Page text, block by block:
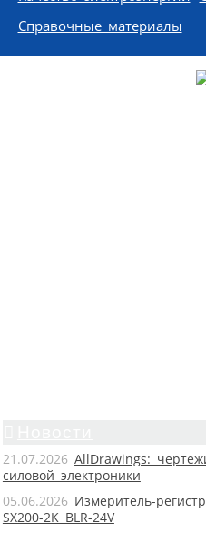
Справочные материалы
21.07.2026 AllDrawings:
силовой электроники
05.06.2026 Измеритель-
SX200-2K BLR-24V